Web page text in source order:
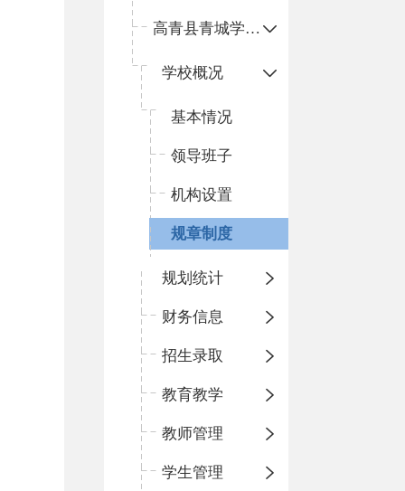
高青县青城学区中心小学
学校概况
基本情况
领导班子
机构设置
规章制度
规划统计
财务信息
招生录取
教育教学
教师管理
学生管理